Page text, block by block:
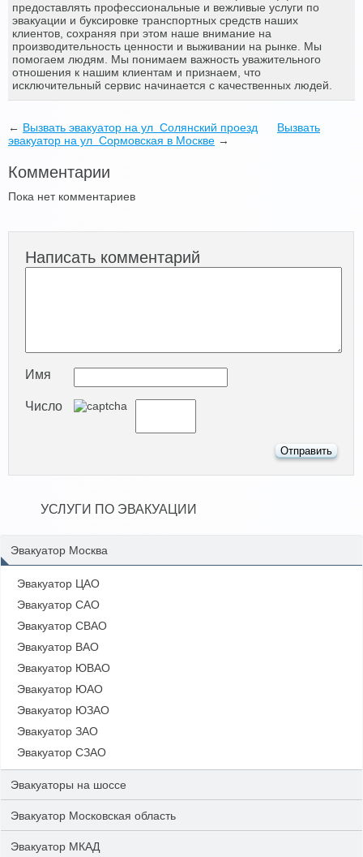
предоставлять профессиональные и вежливые услуги по
эвакуации и буксировке транспортных средств наших
клиентов, сохраняя при этом наше внимание на
производительность ценности и выживании на рынке. Мы
помогаем людям. Мы понимаем важность уважительного
отношения к нашим клиентам и признаем, что
исключительный сервис начинается с качественных людей.
← Вызвать эвакуатор на ул Солянский проезд
Вызвать
эвакуатор на ул Сормовская в Москве →
Комментарии
Пока нет комментариев
Написать комментарий
Имя
Число
УСЛУГИ ПО ЭВАКУАЦИИ
Эвакуатор Москва
Эвакуатор ЦАО
Эвакуатор САО
Эвакуатор СВАО
Эвакуатор ВАО
Эвакуатор ЮВАО
Эвакуатор ЮАО
Эвакуатор ЮЗАО
Эвакуатор ЗАО
Эвакуатор СЗАО
Эвакуаторы на шоссе
Эвакуатор Московская область
Эвакуатор МКАД